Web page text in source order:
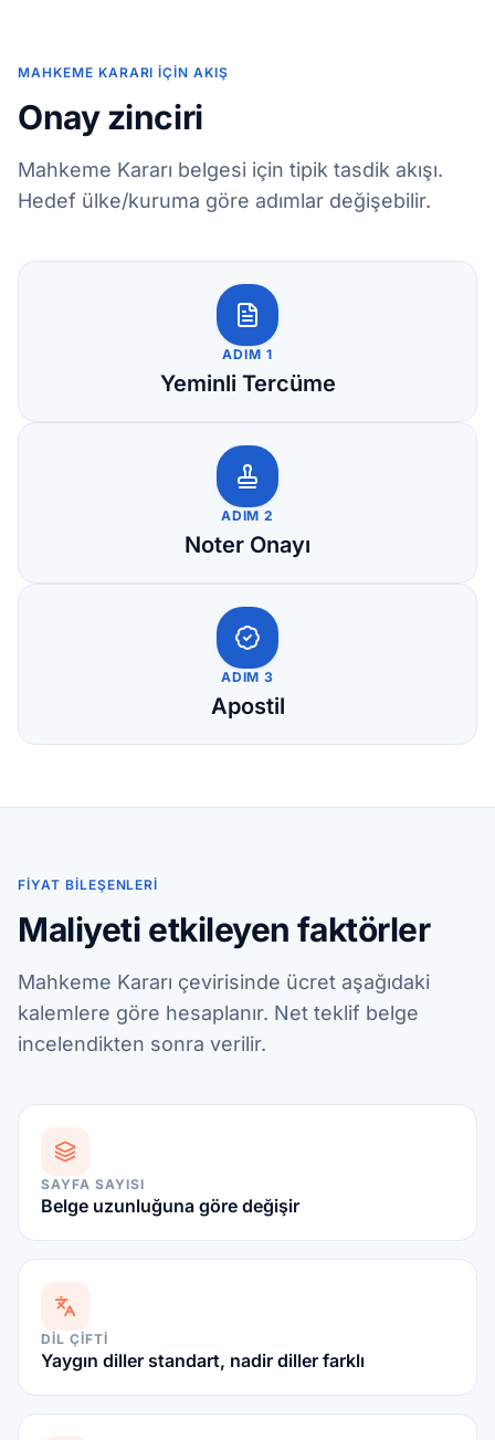
MAHKEME KARARI İÇIN AKIŞ
Onay zinciri
Mahkeme Kararı belgesi için tipik tasdik akışı.
Hedef ülke/kuruma göre adımlar değişebilir.
ADIM 1
Yeminli Tercüme
ADIM 2
Noter Onayı
ADIM 3
Apostil
FIYAT BILEŞENLERI
Maliyeti etkileyen faktörler
Mahkeme Kararı çevirisinde ücret aşağıdaki
kalemlere göre hesaplanır. Net teklif belge
incelendikten sonra verilir.
SAYFA SAYISI
Belge uzunluğuna göre değişir
DIL ÇIFTI
Yaygın diller standart, nadir diller farklı